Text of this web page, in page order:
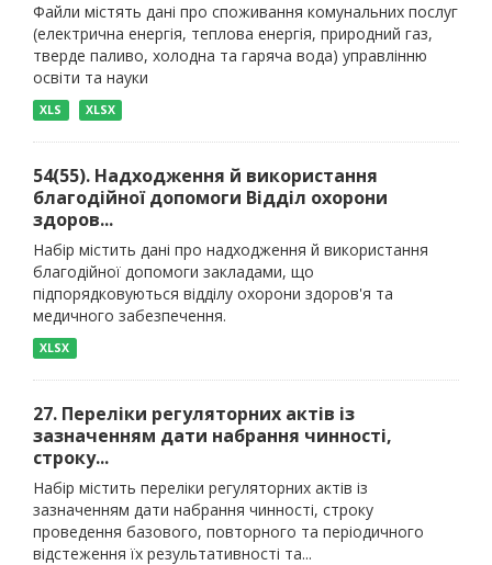
Файли містять дані про споживання комунальних послуг
(електрична енергія, теплова енергія, природний газ,
тверде паливо, холодна та гаряча вода) управлінню
освіти та науки
XLS XLSX
54(55). Надходження й використання
благодійної допомоги Відділ охорони
здоров...
Набір містить дані про надходження й використання
благодійної допомоги закладами, що
підпорядковуються відділу охорони здоров'я та
медичного забезпечення.
XLSX
27. Переліки регуляторних актів із
зазначенням дати набрання чинності,
строку...
Набір містить переліки регуляторних актів із
зазначенням дати набрання чинності, строку
проведення базового, повторного та періодичного
відстеження їх результативності та...